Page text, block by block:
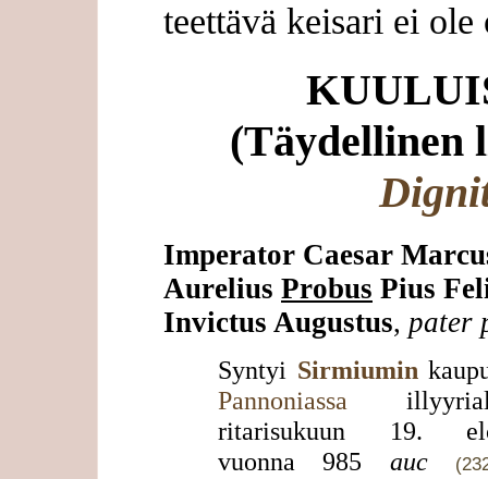
teettävä keisari ei
(Täydellinen
Imperator Caesar
Aurelius Probus Pius
Invictus Augustus, pater
Syntyi Sirmiumin
Pannoniassa
ritarisukuun 19.
vuonna 985 auc